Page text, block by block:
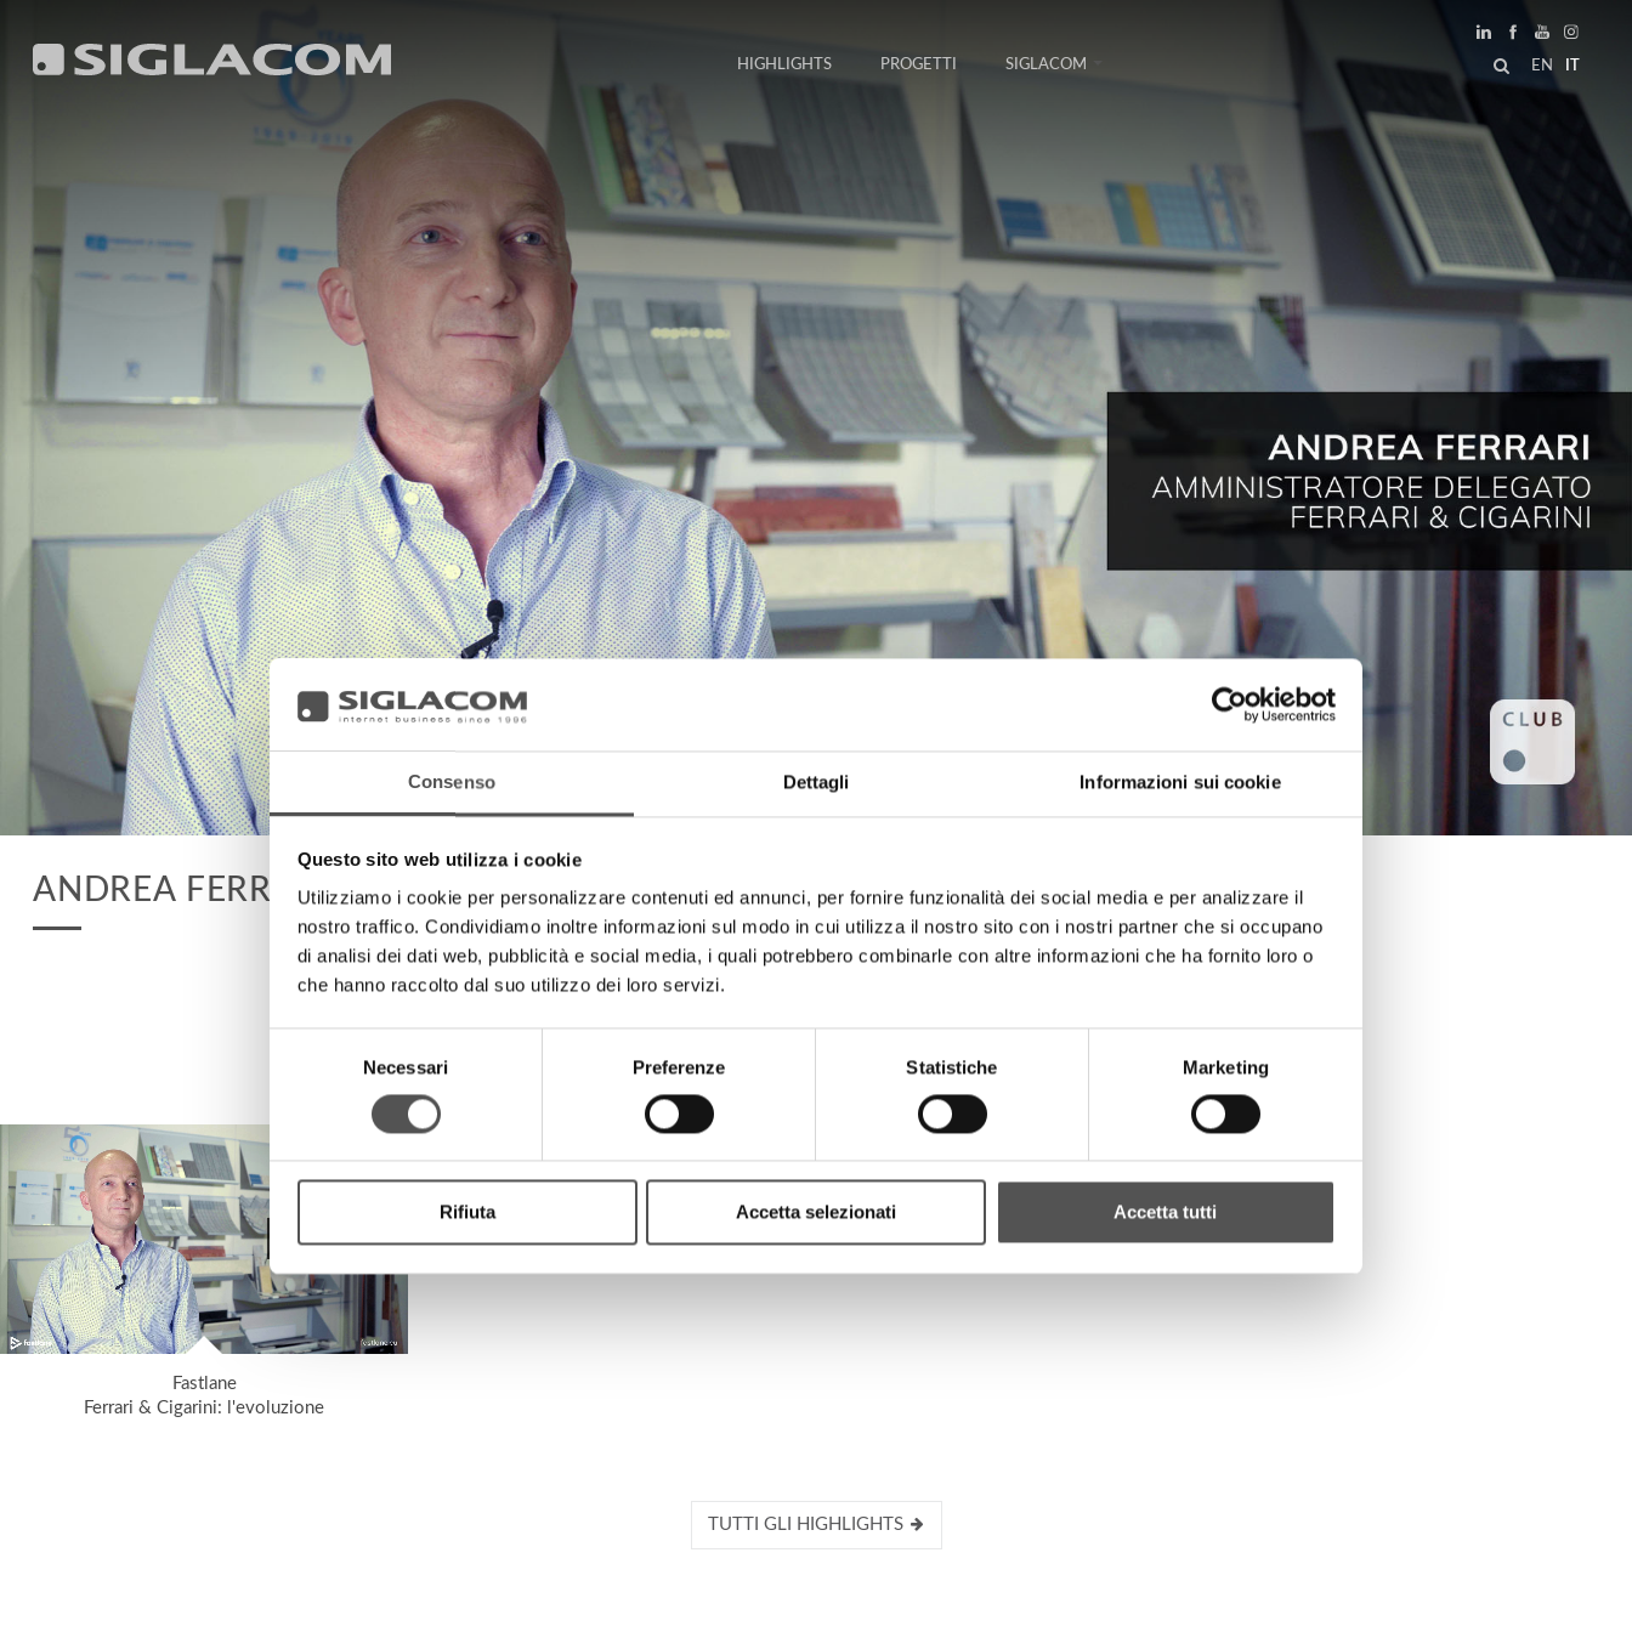
Consenso Dettagli Informazioni sui cookie
Questo sito web utilizza i cookie
Utilizziamo i cookie per personalizzare contenuti ed annunci, per fornire funzionalità dei social media e per analizzare il
nostro traffico. Condividiamo inoltre informazioni sul modo in cui utilizza il nostro sito con i nostri partner che si occupano
di analisi dei dati web, pubblicità e social media, i quali potrebbero combinarle con altre informazioni che ha fornito loro o
che hanno raccolto dal suo utilizzo dei loro servizi.
Necessari Preferenze Statistiche Marketing
Rifiuta Accetta selezionati Accetta tutti
EN IT
HIGHLIGHTS PROGETTI SIGLACOM
ANDREA FERRARI
HIGHLIGHTS
Fastlane
Ferrari & Cigarini: l'evoluzione
TUTTI GLI HIGHLIGHTS